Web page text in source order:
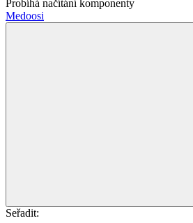
Probíhá načítání komponenty
Medoosi
Seřadit: